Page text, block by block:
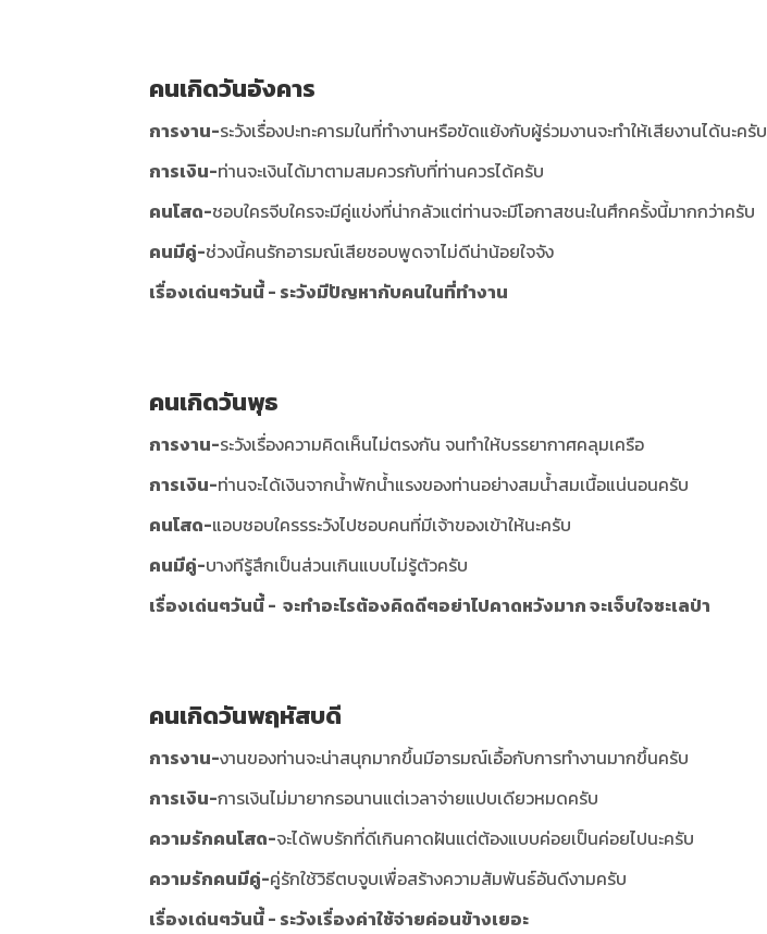
คนเกิดวันอังคาร
การงาน-ระวังเรื่องปะทะคารมในที่ทำงานหรือขัดแย้งกับผู้ร่วมงานจะทำให้เสียงานได้นะครับ
การเงิน-ท่านจะเงินได้มาตามสมควรกับที่ท่านควรได้ครับ
คนโสด-ชอบใครจีบใครจะมีคู่แข่งที่น่ากลัวแต่ท่านจะมีโอกาสชนะในศึกครั้งนี้มากกว่าครับ
คนมีคู่-ช่วงนี้คนรักอารมณ์เสียชอบพูดจาไม่ดีน่าน้อยใจจัง
เรื่องเด่นๆวันนี้ - ระวังมีปัญหากับคนในที่ทำงาน
คนเกิดวันพุธ
การงาน-ระวังเรื่องความคิดเห็นไม่ตรงกัน จนทำให้บรรยากาศคลุมเครือ
การเงิน-ท่านจะได้เงินจากน้ำพักน้ำแรงของท่านอย่างสมน้ำสมเนื้อแน่นอนครับ
คนโสด-แอบชอบใครรระวังไปชอบคนที่มีเจ้าของเข้าให้นะครับ
คนมีคู่-บางทีรู้สึกเป็นส่วนเกินแบบไม่รู้ตัวครับ
เรื่องเด่นๆวันนี้ - จะทำอะไรต้องคิดดีๆอย่าไปคาดหวังมาก จะเจ็บใจซะเลป่า
คนเกิดวันพฤหัสบดี
การงาน-งานของท่านจะน่าสนุกมากขึ้นมีอารมณ์เอื้อกับการทำงานมากขึ้นครับ
การเงิน-การเงินไม่มายากรอนานแต่เวลาจ่ายแปบเดียวหมดครับ
ความรักคนโสด-จะได้พบรักที่ดีเกินคาดฝันแต่ต้องแบบค่อยเป็นค่อยไปนะครับ
ความรักคนมีคู่-คู่รักใช้วิธีตบจูบเพื่อสร้างความสัมพันธ์อันดีงามครับ
เรื่องเด่นๆวันนี้ - ระวังเรื่องค่าใช้จ่ายค่อนข้างเยอะ